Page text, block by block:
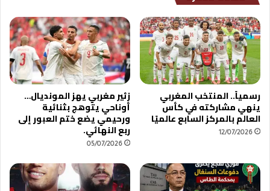
رسمياً.. المنتخب المغربي
ينهي مشاركته في كأس
العالم بالمركز السابع عالميًا
12/07/2026
زئير مغربي يهز المونديال…
أوناحي يتوهج بثنائية
ورحيمي يضع ختم العبور إلى
ربع النهائي.
05/07/2026